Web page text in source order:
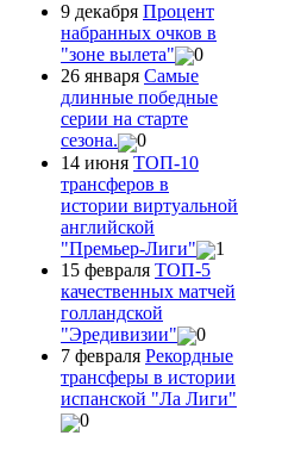
9 декабря Процент
набранных очков в
"зоне вылета"
0
26 января Самые
длинные победные
серии на старте
сезона.
0
14 июня ТОП-10
трансферов в
истории виртуальной
английской
"Премьер-Лиги"
1
15 февраля ТОП-5
качественных матчей
голландской
"Эредивизии"
0
7 февраля Рекордные
трансферы в истории
испанской "Ла Лиги"
0